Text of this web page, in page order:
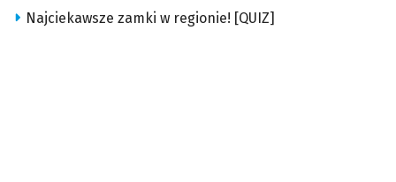
Najciekawsze zamki w regionie! [QUIZ]